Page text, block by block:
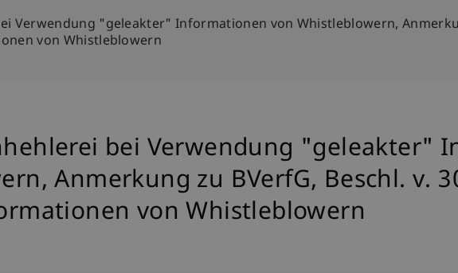
Verwendung "geleakter" Informationen von Whistleblowern,
von Whistleblowern
bei Verwendung "geleakter"
Anmerkung zu BVerfG, Beschl. v.
von Whistleblowern